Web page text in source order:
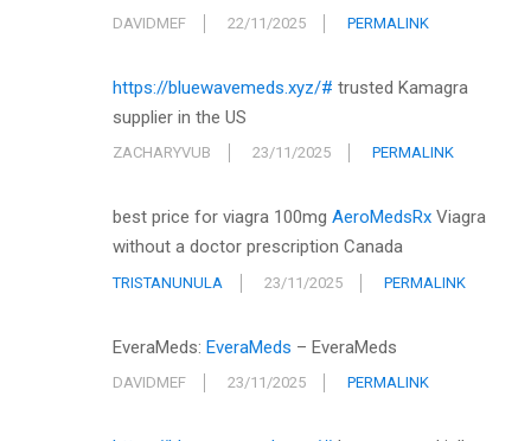
DAVIDMEF 22/11/2025 PERMALINK
https://bluewavemeds.xyz/# trusted Kamagra
supplier in the US
ZACHARYVUB 23/11/2025 PERMALINK
best price for viagra 100mg AeroMedsRx Viagra
without a doctor prescription Canada
TRISTANUNULA 23/11/2025 PERMALINK
EveraMeds: EveraMeds – EveraMeds
DAVIDMEF 23/11/2025 PERMALINK